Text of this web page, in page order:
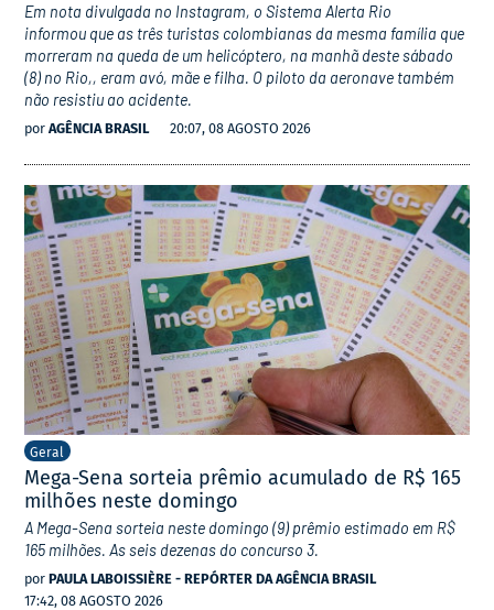
Em nota divulgada no Instagram, o Sistema Alerta Rio
informou que as três turistas colombianas da mesma família que
morreram na queda de um helicóptero, na manhã deste sábado
(8) no Rio,, eram avó, mãe e filha. O piloto da aeronave também
não resistiu ao acidente.
por AGÊNCIA BRASIL 20:07, 08 AGOSTO 2026
Geral
Mega-Sena sorteia prêmio acumulado de R$ 165
milhões neste domingo
A Mega-Sena sorteia neste domingo (9) prêmio estimado em R$
165 milhões. As seis dezenas do concurso 3.
por PAULA LABOISSIÈRE - REPÓRTER DA AGÊNCIA BRASIL
17:42, 08 AGOSTO 2026